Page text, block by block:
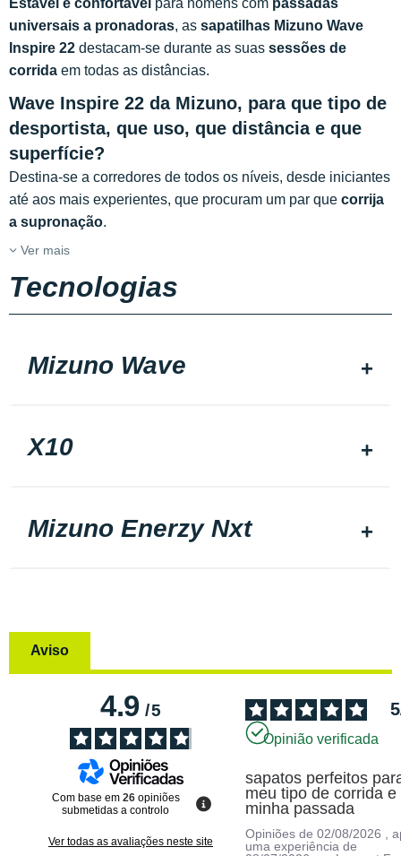
Estável e confortável para homens com passadas
universais a pronadoras, as sapatilhas Mizuno Wave
Inspire 22 destacam-se durante as suas sessões de
corrida em todas as distâncias.
Wave Inspire 22 da Mizuno, para que tipo de
desportista, que uso, que distância e que
superfície?
Destina-se a corredores de todos os níveis, desde iniciantes
até aos mais experientes, que procuram um par que corrija
a supronação.
Ver mais
Tecnologias
Mizuno Wave
X10
Mizuno Enerzy Nxt
Aviso
4.9/5
Com base em 26 opiniões
submetidas a controlo
Ver todas as avaliações neste site
5
Opinião verificada
sapatos perfeitos
meu tipo de corrida e
minha passada
Opiniões de02/08/2026
,
uma experiência de